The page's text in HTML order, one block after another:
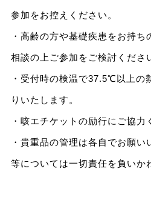
参加をお控えください。
・高齢の方や基礎疾患をお持ち
相談の上ご参加をご検討くださ
・受付時の検温で37.5℃以上の
りいたします。
・咳エチケットの励行にご協力
・貴重品の管理は各自でお願
等については一切責任を負いか